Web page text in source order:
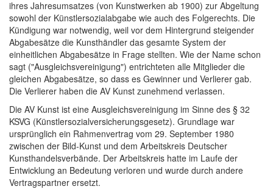
ihres Jahresumsatzes (von Kunstwerken ab 1900) zur Abgeltung
sowohl der Künstlersozialabgabe wie auch des Folgerechts. Die
Kündigung war notwendig, weil vor dem Hintergrund steigender
Abgabesätze die Kunsthändler das gesamte System der
einheitlichen Abgabesätze in Frage stellten. Wie der Name schon
sagt ("Ausgleichsvereinigung") entrichteten alle Mitglieder die
gleichen Abgabesätze, so dass es Gewinner und Verlierer gab.
Die Verlierer haben die AV Kunst zunehmend verlassen.
Die AV Kunst ist eine Ausgleichsvereinigung im Sinne des § 32
KSVG (Künstlersozialversicherungsgesetz). Grundlage war
ursprünglich ein Rahmenvertrag vom 29. September 1980
zwischen der Bild-Kunst und dem Arbeitskreis Deutscher
Kunsthandelsverbände. Der Arbeitskreis hatte im Laufe der
Entwicklung an Bedeutung verloren und wurde durch andere
Vertragspartner ersetzt.